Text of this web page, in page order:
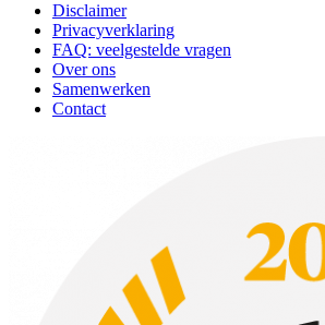
Disclaimer
Privacyverklaring
FAQ: veelgestelde vragen
Over ons
Samenwerken
Contact